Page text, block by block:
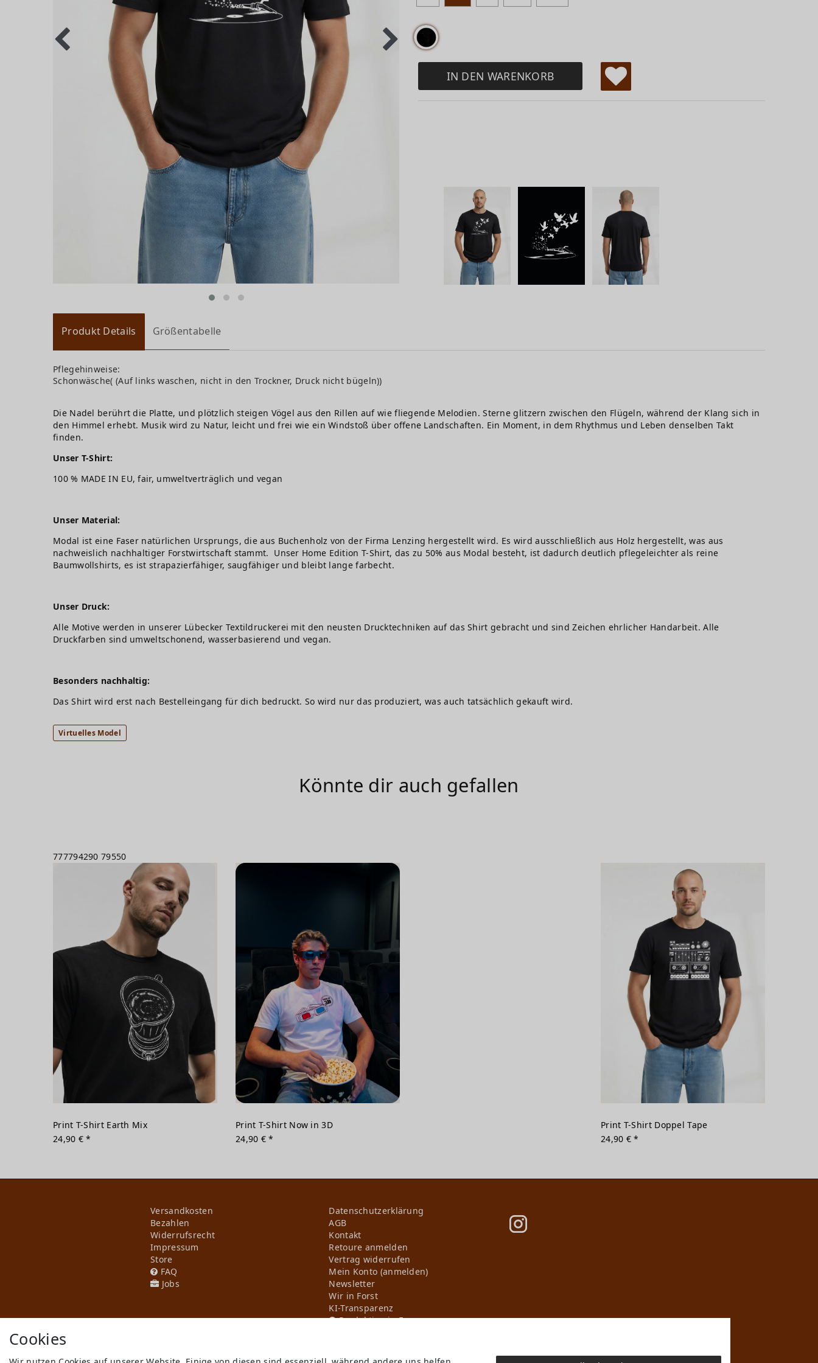
IN DEN WARENKORB
W
lis
te
Produkt Details Größentabelle
Pflegehinweise:
Schonwäsche( (Auf links waschen, nicht in den Trockner, Druck nicht bügeln))
Die Nadel berührt die Platte, und plötzlich steigen Vögel aus den Rillen auf wie fliegende Melodien. Sterne glitzern zwischen den Flügeln, während der Klang sich in
den Himmel erhebt. Musik wird zu Natur, leicht und frei wie ein Windstoß über offene Landschaften. Ein Moment, in dem Rhythmus und Leben denselben Takt
finden.
Unser T-Shirt:
100 % MADE IN EU, fair, umweltverträglich und vegan
Unser Material:
Modal ist eine Faser natürlichen Ursprungs, die aus Buchenholz von der Firma Lenzing hergestellt wird. Es wird ausschließlich aus Holz hergestellt, was aus
nachweislich nachhaltiger Forstwirtschaft stammt. Unser Home Edition T-Shirt, das zu 50% aus Modal besteht, ist dadurch deutlich pflegeleichter als reine
Baumwollshirts, es ist strapazierfähiger, saugfähiger und bleibt lange farbecht.
Unser Druck:
Alle Motive werden in unserer Lübecker Textildruckerei mit den neusten Drucktechniken auf das Shirt gebracht und sind Zeichen ehrlicher Handarbeit. Alle
Druckfarben sind umweltschonend, wasserbasierend und vegan.
Besonders nachhaltig:
Das Shirt wird erst nach Bestelleingang für dich bedruckt. So wird nur das produziert, was auch tatsächlich gekauft wird.
Virtuelles Model
Könnte dir auch gefallen
777794290 79550
Print T-Shirt Earth Mix
24,90 € *
Print T-Shirt Now in 3D
24,90 € *
Print T-Shirt Doppel Tape
24,90 € *
Versandkosten
Bezahlen
Widerrufs­recht
Impressum
Store
FAQ
Jobs
Daten­schutz­erklärung
AGB
Kontakt
Retoure anmelden
Vertrag widerrufen
Mein Konto (anmelden)
Newsletter
Wir in Forst
KI-Transparenz
Produktion in Europa
Cookies